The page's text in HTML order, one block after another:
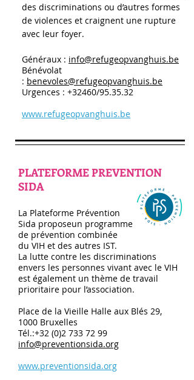
des discriminations ou d’autres formes
de violences et craignent une rupture
avec leur foyer.
Généraux : info@refugeopvanghuis.be
Bénévolat
: benevoles@refugeopvanghuis.be
Urgences : +32460/95.35.32
www.refugeopvanghuis.be
PLATEFORME PREVENTION
SIDA
La Plateforme Prévention
Sida proposeun programme
de prévention combinée
du VIH et des autres IST.
La lutte contre les discriminations
envers les personnes vivant avec le VIH
est également un thème de travail
prioritaire pour l’association.
Place de la Vieille Halle aux Blés 29,
1000 Bruxelles
Tél.:+32 (0)2 733 72 99
info@preventionsida.org
www.preventionsida.org